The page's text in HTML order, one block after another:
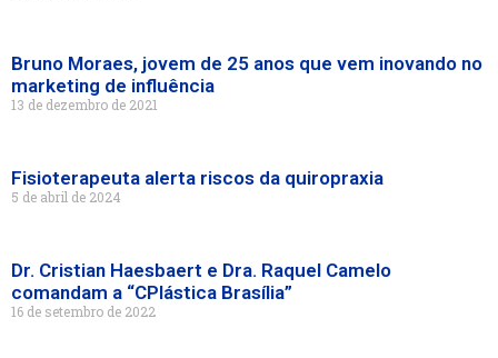
Bruno Moraes, jovem de 25 anos que vem inovando no
marketing de influência
13 de dezembro de 2021
Fisioterapeuta alerta riscos da quiropraxia
5 de abril de 2024
Dr. Cristian Haesbaert e Dra. Raquel Camelo
comandam a “CPlástica Brasília”
16 de setembro de 2022